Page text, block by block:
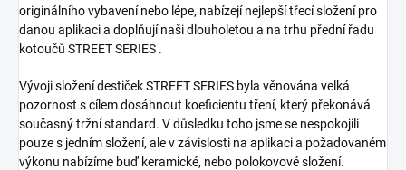
originálního vybavení nebo lépe, nabízejí nejlepší třecí složení pro
danou aplikaci a doplňují naši dlouholetou a na trhu přední řadu
kotoučů STREET SERIES .
Vývoji složení destiček STREET SERIES byla věnována velká
pozornost s cílem dosáhnout koeficientu tření, který překonává
současný tržní standard. V důsledku toho jsme se nespokojili
pouze s jedním složení, ale v závislosti na aplikaci a požadovaném
výkonu nabízíme buď keramické, nebo polokovové složení.